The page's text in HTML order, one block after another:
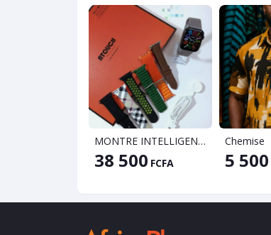
MONTRE INTELLIGENTE ATOUCH HL7
38 500 FCFA
Chemise
5 500